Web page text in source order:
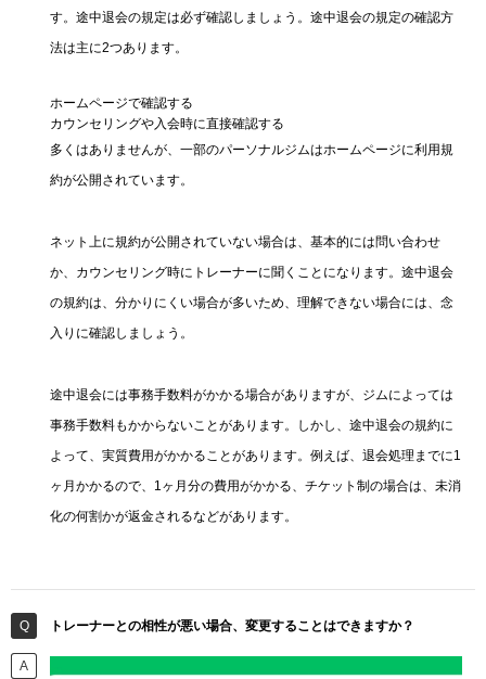
す。途中退会の規定は必ず確認しましょう。途中退会の規定の確認方
法は主に2つあります。
ホームページで確認する
カウンセリングや入会時に直接確認する
多くはありませんが、一部のパーソナルジムはホームページに利用規
約が公開されています。
ネット上に規約が公開されていない場合は、基本的には問い合わせ
か、カウンセリング時にトレーナーに聞くことになります。途中退会
の規約は、分かりにくい場合が多いため、理解できない場合には、念
入りに確認しましょう。
途中退会には事務手数料がかかる場合がありますが、ジムによっては
事務手数料もかからないことがあります。しかし、途中退会の規約に
よって、実質費用がかかることがあります。例えば、退会処理までに1
ヶ月かかるので、1ヶ月分の費用がかかる、チケット制の場合は、未消
化の何割かが返金されるなどがあります。
トレーナーとの相性が悪い場合、変更することはできますか？